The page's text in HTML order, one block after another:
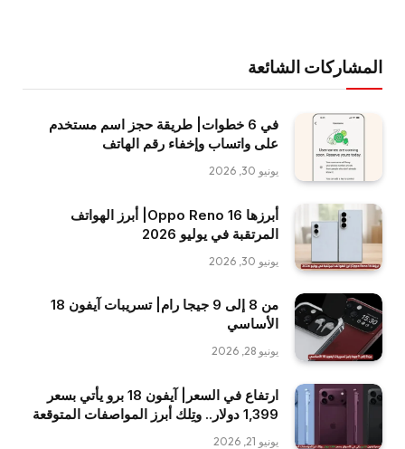
المشاركات الشائعة
في 6 خطوات| طريقة حجز اسم مستخدم
على واتساب وإخفاء رقم الهاتف
يونيو 30, 2026
أبرزها Oppo Reno 16| أبرز الهواتف
المرتقبة في يوليو 2026
يونيو 30, 2026
من 8 إلى 9 جيجا رام| تسريبات آيفون 18
الأساسي
يونيو 28, 2026
ارتفاع في السعر| آيفون 18 برو يأتي بسعر
1,399 دولار.. وتِلك أبرز المواصفات المتوقعة
يونيو 21, 2026